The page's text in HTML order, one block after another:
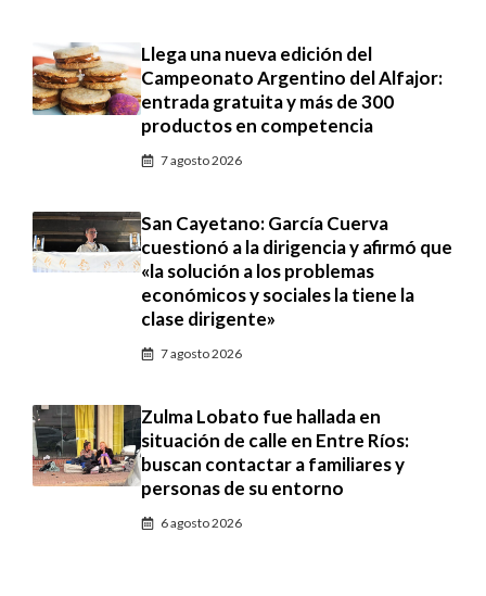
Llega una nueva edición del
Campeonato Argentino del Alfajor:
entrada gratuita y más de 300
productos en competencia
7 agosto 2026
San Cayetano: García Cuerva
cuestionó a la dirigencia y afirmó que
«la solución a los problemas
económicos y sociales la tiene la
clase dirigente»
7 agosto 2026
Zulma Lobato fue hallada en
situación de calle en Entre Ríos:
buscan contactar a familiares y
personas de su entorno
6 agosto 2026